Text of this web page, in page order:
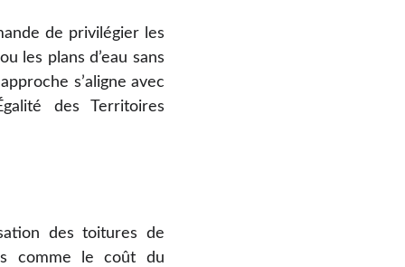
de privilégier les
les plans d’eau sans
s’aligne avec
des Territoires
des toitures de
comme le coût du